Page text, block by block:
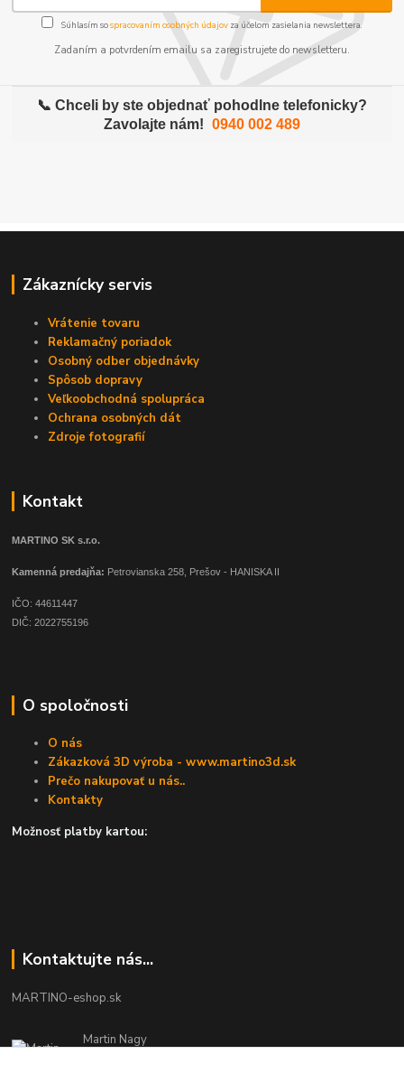
Súhlasím sospracovaním osobných údajov za účelom zasielania newslettera.
Zadaním a potvrdením emailu sa zaregistrujete do newsletteru.
📞 Chceli by ste objednať pohodlne telefonicky?
Zavolajte nám! 0940 002 489
Zákaznícky servis
Vrátenie tovaru
Reklamačný poriadok
Osobný odber objednávky
Spôsob dopravy
Veľkoobchodná spolupráca
Ochrana osobných dát
Zdroje fotografií
Kontakt
MARTINO SK s.r.o.
Kamenná predajňa: Petrovianska 258, Prešov - HANISKA II
IČO: 44611447
DIČ: 2022755196
O spoločnosti
O nás
Zákazková 3D výroba - www.martino3d.sk
Prečo nakupovať u nás..
Kontakty
Možnosť platby kartou:
Kontaktujte nás...
MARTINO-eshop.sk
Martin Nagy